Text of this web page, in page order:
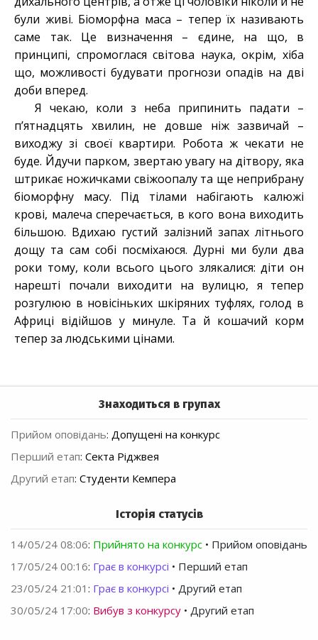
були живі. Біоморфна маса – тепер їх називають
саме так. Це визначення – єдине, на що, в
принципі, спромоглася світова наука, окрім, хіба
що, можливості будувати прогнози опадів на дві
доби вперед.
Я чекаю, коли з неба припинить падати –
п’ятнадцять хвилин, не довше ніж зазвичай –
виходжу зі своєї квартири. Робота ж чекати не
буде. Йдучи парком, звертаю увагу на дітвору, яка
штрикає ножичками свіжоопалу та ще неприбрану
біоморфну масу. Під тілами набігають калюжі
крові, малеча сперечається, в кого вона виходить
більшою. Вдихаю густий залізний запах літнього
дощу та сам собі посміхаюся. Дурні ми були два
роки тому, коли всього цього злякалися: діти он
нарешті почали виходити на вулицю, я тепер
розгулюю в новісіньких шкіряних туфлях, голод в
Африці відійшов у минуле. Та й кошачий корм
тепер за людськими цінами.
Знаходиться в групах
Прийом оповідань: Допущені на конкурс
Перший етап: Секта Ріджвея
Другий етап: Студенти Кемпера
Історія статусів
14/05/24 08:06: Прийнято на конкурс • Прийом оповідань
17/05/24 00:16: Грає в конкурсі • Перший етап
23/05/24 21:01 : Грає в конкурсі • Другий етап
30/05/24 17:00: Вибув з конкурсу • Другий етап